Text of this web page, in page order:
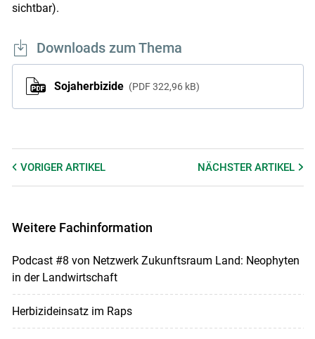
sichtbar).
Downloads zum Thema
Sojaherbizide PDF 322,96 kB
VORIGER ARTIKEL NÄCHSTERARTIKEL
Weitere Fachinformation
Podcast #8 von Netzwerk Zukunftsraum Land: Neophyten
in der Landwirtschaft
Herbizideinsatz im Raps